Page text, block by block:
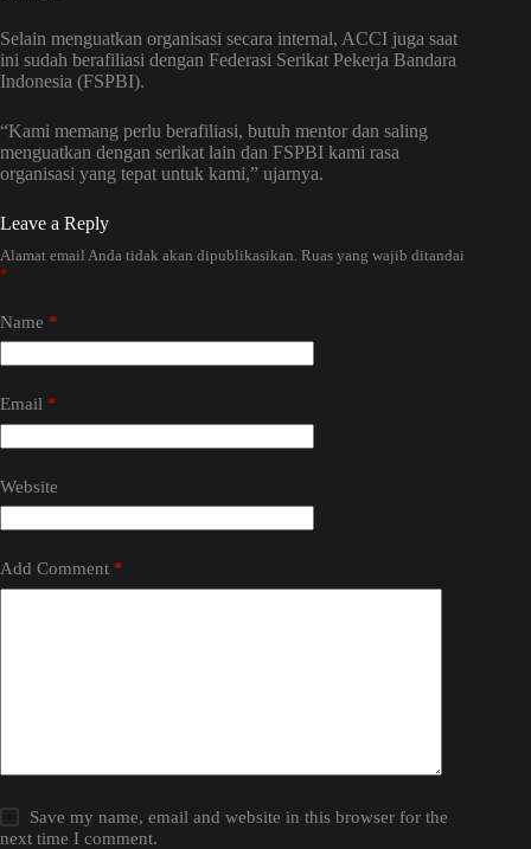
Selain menguatkan organisasi secara internal, ACCI juga saat
ini sudah berafiliasi dengan Federasi Serikat Pekerja Bandara
Indonesia (FSPBI).
“Kami memang perlu berafiliasi, butuh mentor dan saling
menguatkan dengan serikat lain dan FSPBI kami rasa
organisasi yang tepat untuk kami,” ujarnya.
Leave a Reply
Alamat email Anda tidak akan dipublikasikan. Ruas yang wajib ditandai
*
Name *
Email *
Website
Add Comment *
Save my name, email and website in this browser for the
next time I comment.